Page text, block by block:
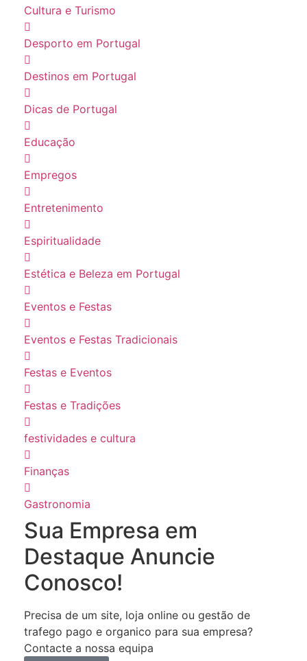
Cultura e Turismo
Desporto em Portugal
Destinos em Portugal
Dicas de Portugal
Educação
Empregos
Entretenimento
Espiritualidade
Estética e Beleza em Portugal
Eventos e Festas
Eventos e Festas Tradicionais
Festas e Eventos
Festas e Tradições
festividades e cultura
Finanças
Gastronomia
Sua Empresa em
Destaque Anuncie
Conosco!
Precisa de um site, loja online ou gestão de
trafego pago e organico para sua empresa?
Contacte a nossa equipa